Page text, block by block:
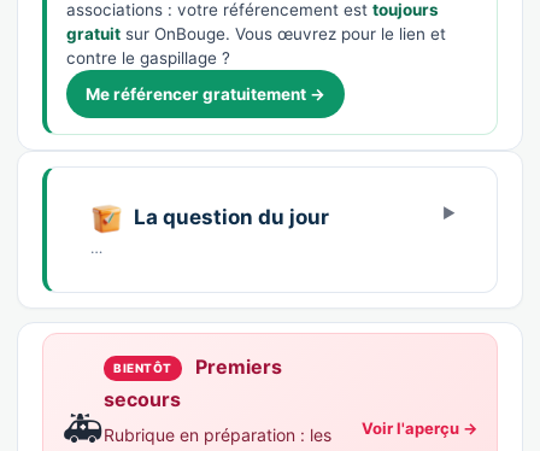
associations : votre référencement est toujours
gratuit sur OnBouge. Vous œuvrez pour le lien et
contre le gaspillage ?
Me référencer gratuitement →
La question du jour
…
🚑
BIENTÔT
Premiers
secours
Rubrique en préparation : les
Voir l'aperçu →